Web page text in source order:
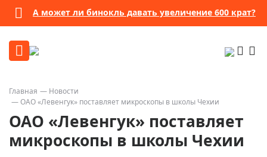
А может ли бинокль давать увеличение 600 крат?
Главная
Новости
ОАО «Левенгук» поставляет микроскопы в школы Чехии
ОАО «Левенгук» поставляет
микроскопы в школы Чехии